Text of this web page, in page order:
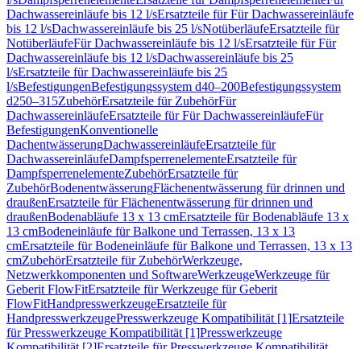
Dachwassereinläufe bis 12 l/sErsatzteile für Für Dachwassereinläufe
bis 12 l/sDachwassereinläufe bis 25 l/sNotüberläufeErsatzteile für
NotüberläufeFür Dachwassereinläufe bis 12 l/sErsatzteile für Für
Dachwassereinläufe bis 12 l/sDachwassereinläufe bis 25
l/sErsatzteile für Dachwassereinläufe bis 25
l/sBefestigungenBefestigungssystem d40–200Befestigungssystem
d250–315ZubehörErsatzteile für ZubehörFür
DachwassereinläufeErsatzteile für Für DachwassereinläufeFür
BefestigungenKonventionelle
DachentwässerungDachwassereinläufeErsatzteile für
DachwassereinläufeDampfsperrenelementeErsatzteile für
DampfsperrenelementeZubehörErsatzteile für
ZubehörBodenentwässerungFlächenentwässerung für drinnen und
draußenErsatzteile für Flächenentwässerung für drinnen und
draußenBodenabläufe 13 x 13 cmErsatzteile für Bodenabläufe 13 x
13 cmBodeneinläufe für Balkone und Terrassen, 13 x 13
cmErsatzteile für Bodeneinläufe für Balkone und Terrassen, 13 x 13
cmZubehörErsatzteile für ZubehörWerkzeuge,
Netzwerkkomponenten und SoftwareWerkzeugeWerkzeuge für
Geberit FlowFitErsatzteile für Werkzeuge für Geberit
FlowFitHandpresswerkzeugeErsatzteile für
HandpresswerkzeugePresswerkzeuge Kompatibilität [1]Ersatzteile
für Presswerkzeuge Kompatibilität [1]Presswerkzeuge